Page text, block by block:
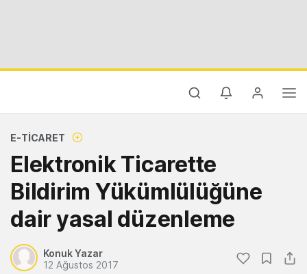
E-TICARET
Elektronik Ticarette
Bildirim Yükümlülüğüne
dair yasal düzenleme
Konuk Yazar
12 Ağustos 2017